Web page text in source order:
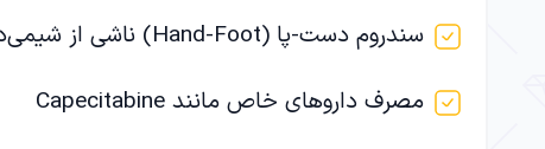
سندروم دست‌-‌پا (Hand-Foot) ناشی از شیمی‌درمانی
مصرف داروهای خاص مانند Capecitabine